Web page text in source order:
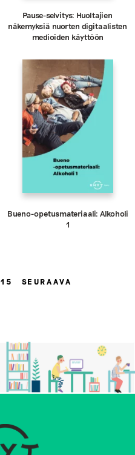
Pause-selvitys: Huoltajien
näkemyksiä nuorten digitaalisten
medioiden käyttöön
Bueno-opetusmateriaali: Alkoholi
1
15 SEURAAVA